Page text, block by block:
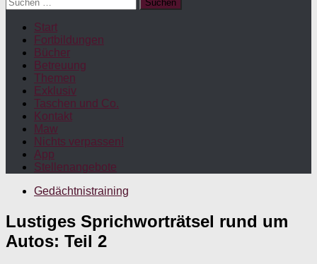
nach:
Start
Fortbildungen
Bücher
Betreuung
Themen
Exklusiv
Taschen und Co.
Kontakt
Maw
Nichts verpassen!
App
Stellenangebote
Gedächtnistraining
Lustiges Sprichworträtsel rund um
Autos: Teil 2